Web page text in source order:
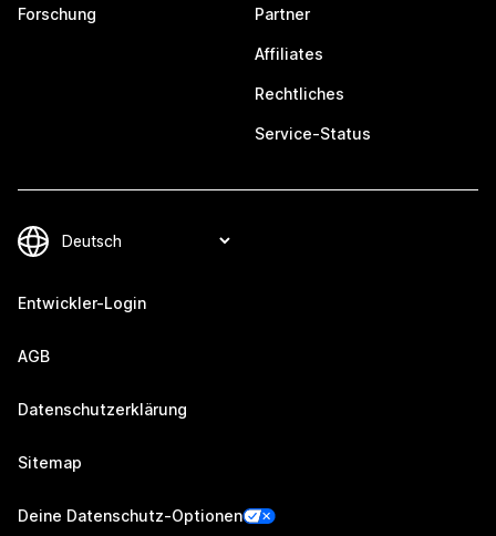
Forschung Partner
Affiliates
Rechtliches
Service-Status
Entwickler-Login
AGB
Datenschutzerklärung
Sitemap
Deine Datenschutz-Optionen